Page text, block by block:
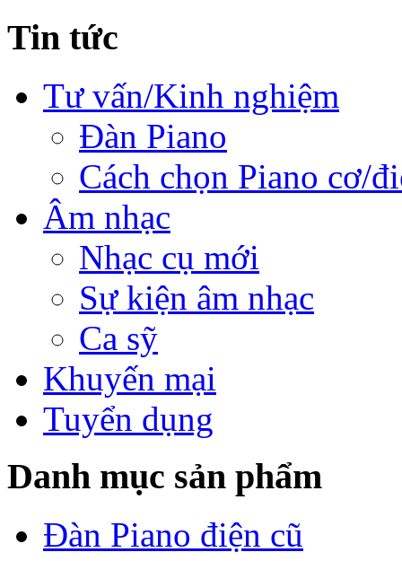
Tin tức
Tư vấn/Kinh nghiệm
Đàn Piano
Cách chọn Piano cơ/
Âm nhạc
Nhạc cụ mới
Sự kiện âm nhạc
Ca sỹ
Khuyến mại
Tuyển dụng
Danh mục sản phẩm
Đàn Piano điện cũ